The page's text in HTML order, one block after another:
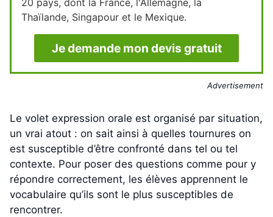
20 pays, dont la France, l'Allemagne, la
Thaïlande, Singapour et le Mexique.
Je demande mon devis gratuit
Advertisement
Le volet expression orale est organisé par situation,
un vrai atout : on sait ainsi à quelles tournures on
est susceptible d’être confronté dans tel ou tel
contexte. Pour poser des questions comme pour y
répondre correctement, les élèves apprennent le
vocabulaire qu’ils sont le plus susceptibles de
rencontrer.